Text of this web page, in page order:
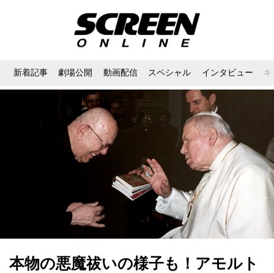
新着記事 劇場公開 動画配信 スペシャル インタビュー
本物の悪魔祓いの様子も！アモルト